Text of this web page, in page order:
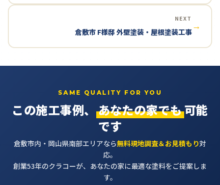
NEXT
倉敷市 F様邸 外壁塗装・屋根塗装工事
→
SAME QUALITY FOR YOU
この施工事例、 あなたの家でも可能
です
倉敷市内・岡山県南部エリアなら無料現地調査＆お見積もり対
応。
創業53年のクラコーが、あなたの家に最適な塗料をご提案しま
す。